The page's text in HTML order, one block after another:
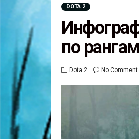
DOTA 2
по
Dota 2 No Comment